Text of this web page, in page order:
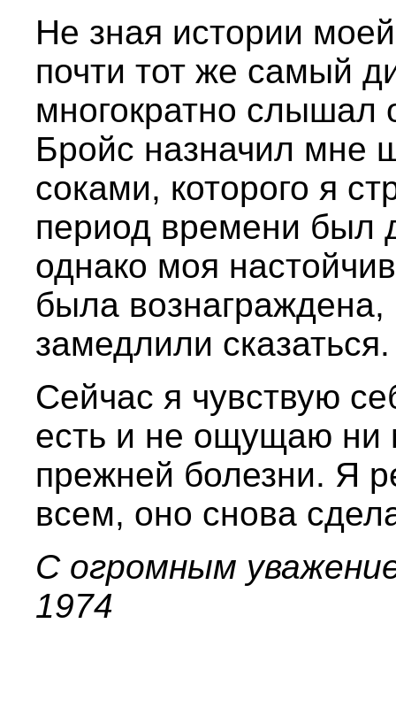
Не зная истории
почти тот же самый
многократно слышал
Бройс назначил мне
соками, которого я
период времени был
однако моя
была вознаграждена,
замедлили сказаться.
Сейчас я чувствую
есть и не ощущаю ни
прежней болезни. Я
всем, оно снова
С огромным
1974